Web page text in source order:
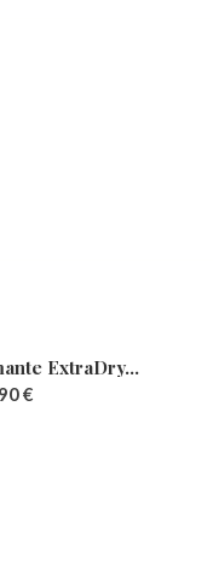
ExtraDry...
€